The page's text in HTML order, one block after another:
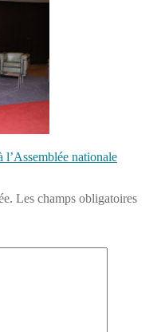
nationale
Les champs obligatoires